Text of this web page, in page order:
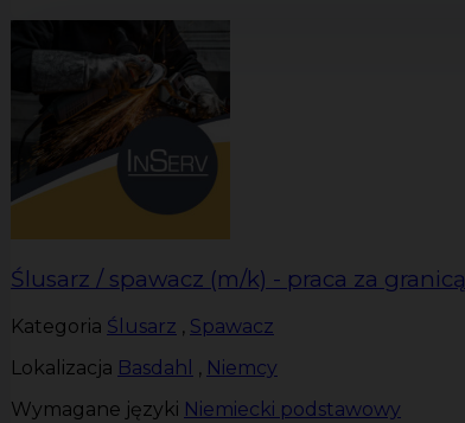
Ślusarz / spawacz (m/k) - praca za granicą
Kategoria Ślusarz , Spawacz
Lokalizacja Basdahl , Niemcy
Wymagane języki Niemiecki podstawowy